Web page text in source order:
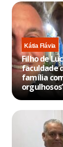
Kátia Flávia
Filho de
faculdade
família